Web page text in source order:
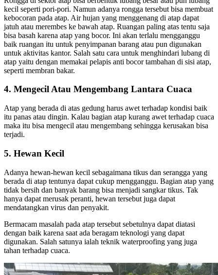
kecil seperti pori-pori. Namun adanya rongga tersebut bisa membuat
kebocoran pada atap. Air hujan yang menggenang di atap dapat
jatuh atau merembes ke bawah atap. Ruangan paling atas tentu saja
bisa basah karena atap yang bocor. Ini akan terlalu mengganggu
baik ruangan itu untuk penyimpanan barang atau pun digunakan
untuk aktivitas kantor. Salah satu cara untuk menghindari lubang di
atap yaitu dengan memakai pelapis anti bocor tambahan di sisi atap,
seperti membran bakar.
4. Mengecil Atau Mengembang Lantara Cuaca
Atap yang berada di atas gedung harus awet terhadap kondisi baik
itu panas atau dingin. Kalau bagian atap kurang awet terhadap cuaca
maka itu bisa mengecil atau mengembang sehingga kerusakan bisa
terjadi.
5. Hewan Kecil
Adanya hewan-hewan kecil sebagaimana tikus dan serangga yang
berada di atap tentunya dapat cukup mengganggu. Bagian atap yang
tidak bersih dan banyak barang bisa menjadi sangkar tikus. Tak
hanya dapat merusak peranti, hewan tersebut juga dapat
mendatangkan virus dan penyakit.
Bermacam masalah pada atap tersebut sebetulnya dapat diatasi
dengan baik karena saat ada beragam teknologi yang dapat
digunakan. Salah satunya ialah teknik waterproofing yang juga
tahan terhadap cuaca.